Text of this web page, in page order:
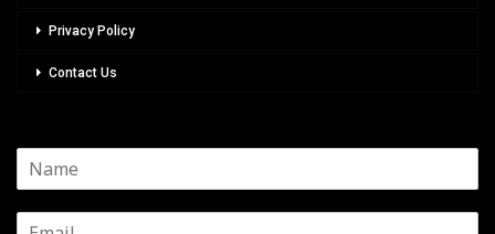
Privacy Policy
Contact Us